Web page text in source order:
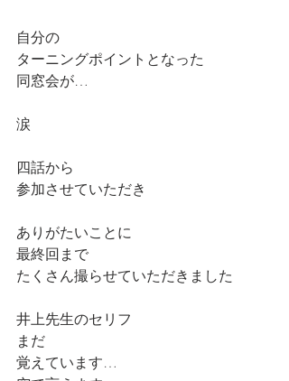
自分の
ターニングポイントとなった
同窓会が…
涙
四話から
参加させていただき
ありがたいことに
最終回まで
たくさん撮らせていただきました
井上先生のセリフ
まだ
覚えています…